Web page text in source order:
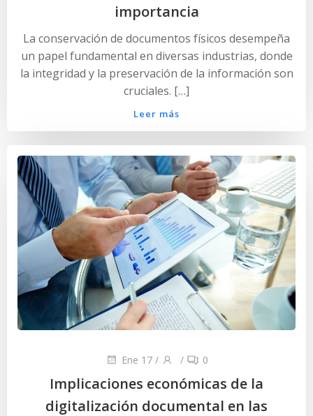
importancia
La conservación de documentos físicos desempeña
un papel fundamental en diversas industrias, donde
la integridad y la preservación de la información son
cruciales. […]
Leer más
Ene 17 / / 0
Implicaciones económicas de la
digitalización documental en las